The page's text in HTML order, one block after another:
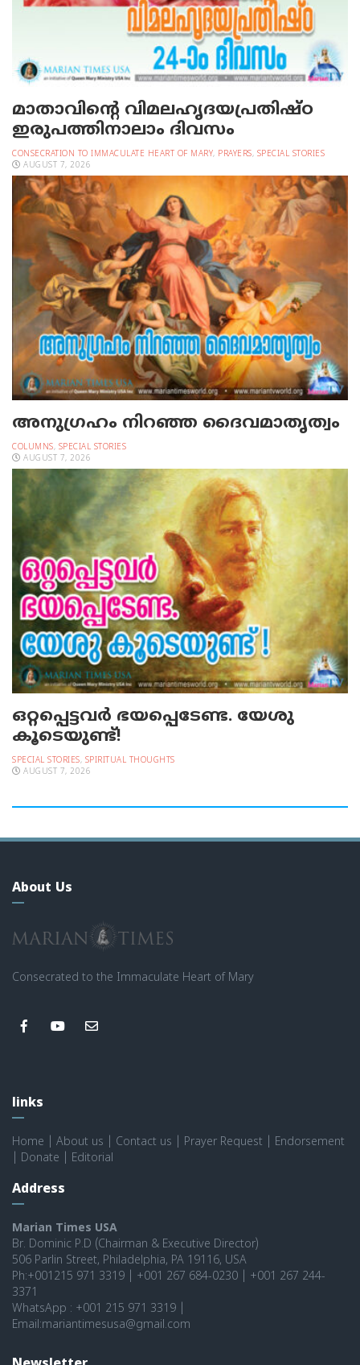
മാതാവിന്റെ വിമലഹൃദയപ്രതിഷ്ഠ
ഇരുപത്തിനാലാം ദിവസം
CONSECRATION TO IMMACULATE HEART OF MARY, PRAYERS, SPECIAL STORIES
AUGUST 7, 2026
അനുഗ്രഹം നിറഞ്ഞ ദൈവമാതൃത്വം
COLUMNS, SPECIAL STORIES
AUGUST 7, 2026
ഒറ്റപ്പെട്ടവര്‍ ഭയപ്പെടേണ്ട. യേശു
കൂടെയുണ്ട്!
SPECIAL STORIES, SPIRITUAL THOUGHTS
AUGUST 7, 2026
About Us
Consecrated to the Immaculate Heart of Mary
links
Home About us Contact us Prayer Request
Endorsement
Donate Editorial
Address
Marian Times USA
Br. Dominic P.D (Chairman & Executive Director)
506 Parlin Street, Philadelphia, PA 19116, USA
Ph:+001215 971 3319 | +001 267 684-0230 | +001 267 244-
3371
WhatsApp : +001 215 971 3319 |
Email:mariantimesusa@gmail.com